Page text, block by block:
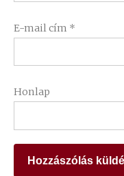
E-mail cím *
Honlap